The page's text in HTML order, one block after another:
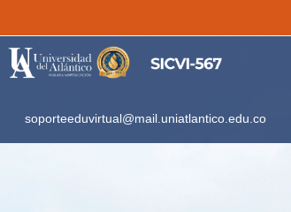
soporteeduvirtual@mail.uniatlantico.edu.co